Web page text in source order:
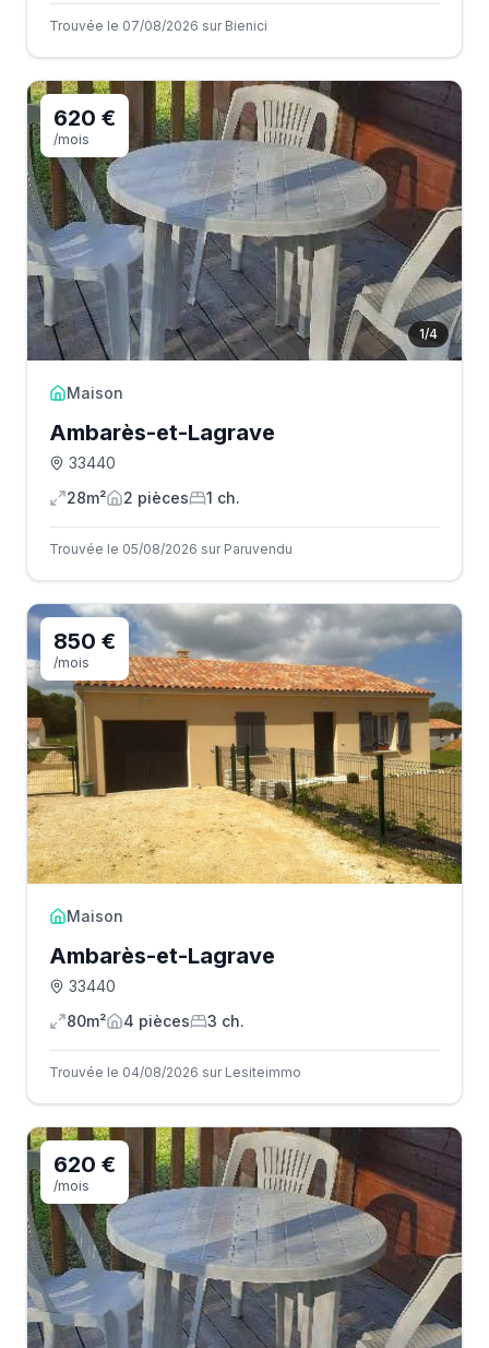
Trouvée le 07/08/2026 sur Bienici
1/4
620 €
/mois
Maison
Ambarès-et-Lagrave
33440
28m²
2 pièces 1 ch.
Trouvée le 05/08/2026 sur Paruvendu
850 €
/mois
Maison
Ambarès-et-Lagrave
33440
80m²
4 pièces 3 ch.
Trouvée le 04/08/2026 sur Lesiteimmo
620 €
/mois